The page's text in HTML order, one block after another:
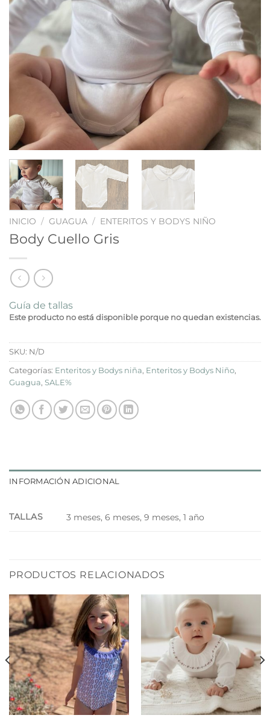
INICIO / GUAGUA / ENTERITOS Y BODYS NIÑO
Body Cuello Gris
Guía de tallas
Este producto no está disponible porque no quedan existencias.
SKU: N/D
Categorías: Enteritos y Bodys niña, Enteritos y Bodys Niño,
Guagua, SALE%
INFORMACIÓN ADICIONAL
TALLAS 3 meses, 6 meses, 9 meses, 1 año
PRODUCTOS RELACIONADOS